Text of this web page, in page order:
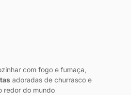
com fogo e fumaça,
adoradas de churrasco e
redor do mundo